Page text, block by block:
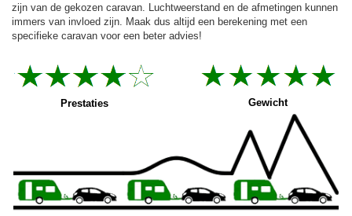
zijn van de gekozen caravan. Luchtweerstand en de afmetingen kunnen
immers van invloed zijn. Maak dus altijd een berekening met een
specifieke caravan voor een beter advies!
Prestaties Gewicht